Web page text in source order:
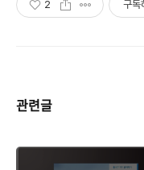
2 구독
관련글